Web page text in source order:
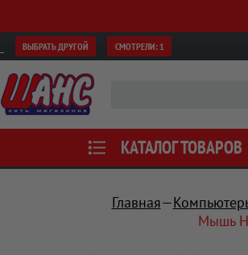
ВЫБРАТЬ ДРУГОЙ СМОТРЕЛИ: 1
КАТАЛОГ ТОВАРОВ
Главная
Мышь